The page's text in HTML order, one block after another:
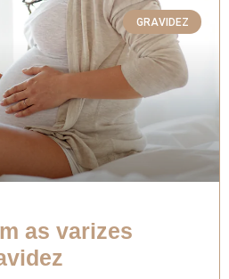
GRAVIDEZ
as varizes